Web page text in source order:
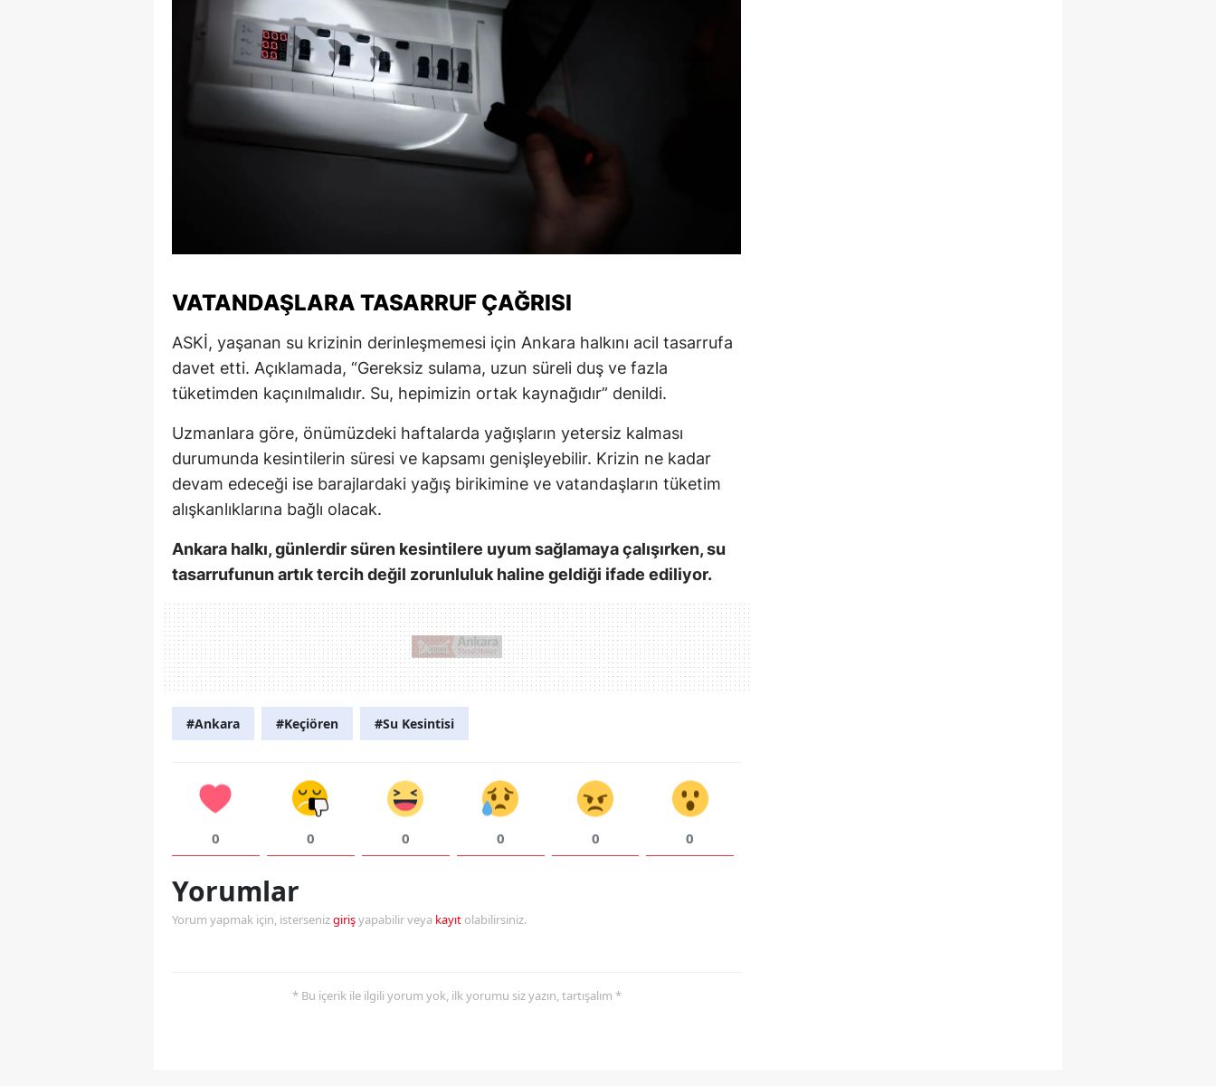
VATANDAŞLARA TASARRUF ÇAĞRISI
ASKİ, yaşanan su krizinin derinleşmemesi için Ankara halkını acil tasarrufa
davet etti. Açıklamada, “Gereksiz sulama, uzun süreli duş ve fazla
tüketimden kaçınılmalıdır. Su, hepimizin ortak kaynağıdır” denildi.
Uzmanlara göre, önümüzdeki haftalarda yağışların yetersiz kalması
durumunda kesintilerin süresi ve kapsamı genişleyebilir. Krizin ne kadar
devam edeceği ise barajlardaki yağış birikimine ve vatandaşların tüketim
alışkanlıklarına bağlı olacak.
Ankara halkı, günlerdir süren kesintilere uyum sağlamaya çalışırken, su
tasarrufunun artık tercih değil zorunluluk haline geldiği ifade ediliyor.
#Ankara #Keçiören #Su Kesintisi
0 0 0 0 0 0
Yorumlar
Yorum yapmak için, istersenizgirişyapabilir veya kayıt olabilirsiniz.
* Bu içerik ile ilgili yorum yok, ilk yorumu siz yazın, tartışalım *